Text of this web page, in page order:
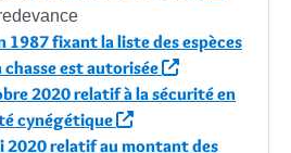
1987 fixant la liste des espèces
est autorisée
2020 relatif à la sécurité en
cynégétique
2020 relatif au montant des